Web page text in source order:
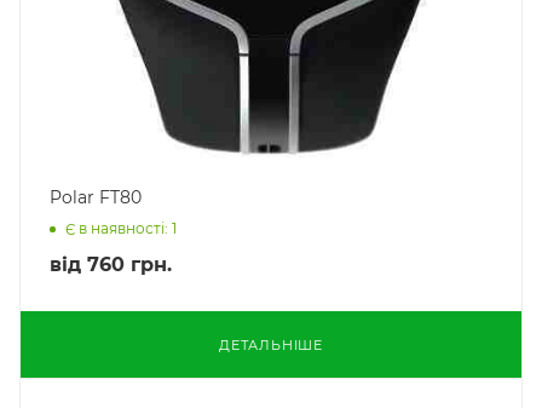
Polar FT80
Є в наявності: 1
від 760 грн.
ДЕТАЛЬНІШЕ